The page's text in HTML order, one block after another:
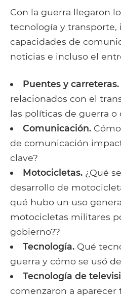
Con la guerra llegaron
tecnología y transporte,
capacidades de
noticias e incluso el
Puentes y carreteras.
relacionados con el
las políticas de guerra o
Comunicación.
de comunicación
clave?
Motocicletas. ¿Qué
desarrollo de
qué hubo un uso
motocicletas militares
gobierno??
Tecnología. Qué
guerra y cómo se usó
Tecnología de
comenzaron a aparecer